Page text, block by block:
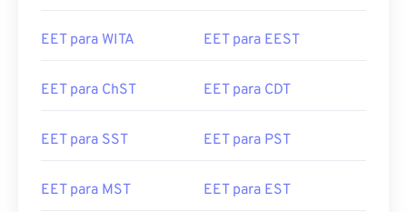
EET para WITA EET para EEST
EET para ChST EET para CDT
EET para SST EET para PST
EET para MST EET para EST